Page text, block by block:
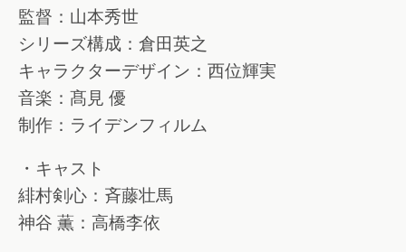
監督：山本秀世
シリーズ構成：倉田英之
キャラクターデザイン：西位輝実
音楽：髙見 優
制作：ライデンフィルム
・キャスト
緋村剣心：斉藤壮馬
神谷 薫：高橋李依